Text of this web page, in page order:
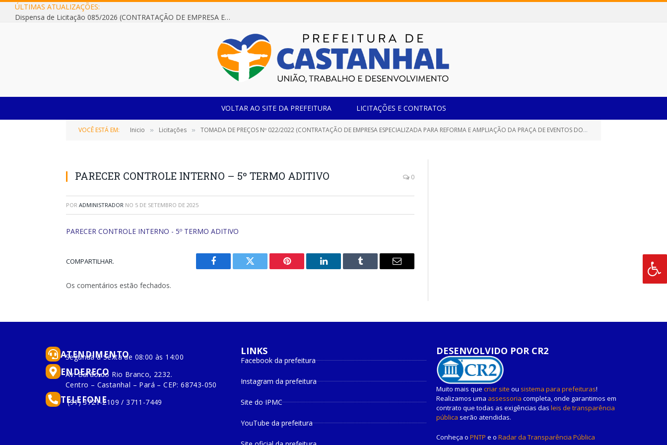
ÚLTIMAS ATUALIZAÇÕES:
Dispensa de Licitação 085/2026 (CONTRATAÇÃO DE EMPRESA ESPECIALIZADA NA FABRICAÇÃO DE MÓVEIS SOB MEDIDA COM ESTRUTURA METÁLICA EM METALON PARA ATENDIMENTO DAS NECESSIDADES DA SALA SIMOV DA EMEF MADRE MARIA VIGANÓ)
VOLTAR AO SITE DA PREFEITURA LICITAÇÕES E CONTRATOS
VOCÊ ESTÁ EM: Inicio » Licitações » TOMADA DE PREÇOS Nº 022/2022 (CONTRATAÇÃO DE EMPRESA ESPECIALIZADA PARA REFORMA E AMPLIAÇÃO DA PRAÇA DE EVENTOS DO BAIRRO JADERLÂNDIA, NESTE MUNICÍPIO DE CASTANHAL/PARÁ)
PARECER CONTROLE INTERNO – 5º TERMO ADITIVO 0
POR ADMINISTRADOR NO 5 DE SETEMBRO DE 2025
PARECER CONTROLE INTERNO - 5º TERMO ADITIVO
COMPARTILHAR.
Facebook Twitter Pinterest
O
Tumblr
E-
Os comentários estão fechados.
ATENDIMENTO
Segunda à Sexta de 08:00 às 14:00
ENDEREÇO
Av. Barão do Rio Branco, 2232.
Centro – Castanhal – Pará – CEP: 68743-050
TELEFONE
(91) 3721-2109 / 3711-7449
LINKS
Facebook da prefeitura
Instagram da prefeitura
Site do IPMC
YouTube da prefeitura
DESENVOLVIDO POR CR2
Muito mais que criar site ou sistema para prefeituras!
Realizamos uma assessoria completa, onde garantimos em
contrato que todas as exigências das leis de transparência
pública serão atendidas.
Conheça o PNTP e o Radar da Transparência Pública